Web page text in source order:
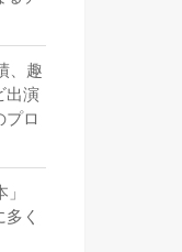
、趣
出演
プロ
」
く